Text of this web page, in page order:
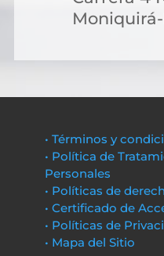
• Términos y
• Política de
Personales
• Políticas de
• Certificado de
• Políticas de
• Mapa del Sitio